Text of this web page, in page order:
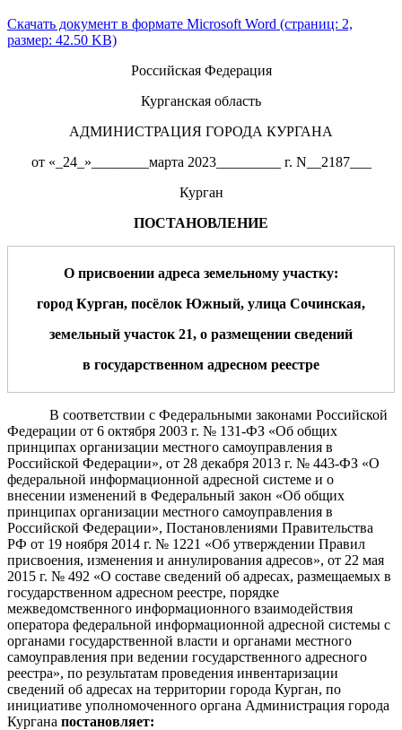
Скачать документ в формате Microsoft Word (страниц: 2,
размер: 42.50 KB)
Российская Федерация
Курганская область
АДМИНИСТРАЦИЯ ГОРОДА КУРГАНА
от «_24_»________марта 2023_________ г. N__2187___
Курган
ПОСТАНОВЛЕНИЕ
О присвоении адреса земельному участку:
город Курган, посёлок Южный, улица Сочинская,
земельный участок 21, о размещении сведений
в государственном адресном реестре
В соответствии с Федеральными законами Российской
Федерации от 6 октября 2003 г. № 131-ФЗ «Об общих
принципах организации местного самоуправления в
Российской Федерации», от 28 декабря 2013 г. № 443-ФЗ «О
федеральной информационной адресной системе и о
внесении изменений в Федеральный закон «Об общих
принципах организации местного самоуправления в
Российской Федерации», Постановлениями Правительства
РФ от 19 ноября 2014 г. № 1221 «Об утверждении Правил
присвоения, изменения и аннулирования адресов», от 22 мая
2015 г. № 492 «О составе сведений об адресах, размещаемых в
государственном адресном реестре, порядке
межведомственного информационного взаимодействия
оператора федеральной информационной адресной системы с
органами государственной власти и органами местного
самоуправления при ведении государственного адресного
реестра», по результатам проведения инвентаризации
сведений об адресах на территории города Курган, по
инициативе уполномоченного органа Администрация города
Кургана постановляет: